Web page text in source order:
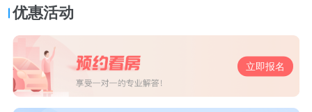
优惠活动
立即报名